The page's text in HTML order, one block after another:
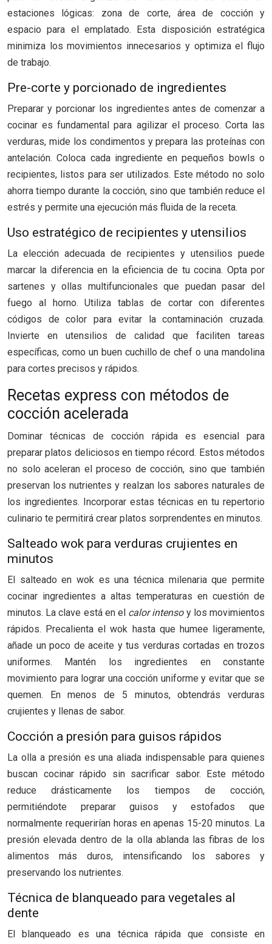
estaciones lógicas: zona de corte, área de cocción y
espacio para el emplatado. Esta disposición estratégica
minimiza los movimientos innecesarios y optimiza el flujo
de trabajo.
Pre-corte y porcionado de ingredientes
Preparar y porcionar los ingredientes antes de comenzar a
cocinar es fundamental para agilizar el proceso. Corta las
verduras, mide los condimentos y prepara las proteínas con
antelación. Coloca cada ingrediente en pequeños bowls o
recipientes, listos para ser utilizados. Este método no solo
ahorra tiempo durante la cocción, sino que también reduce el
estrés y permite una ejecución más fluida de la receta.
Uso estratégico de recipientes y utensilios
La elección adecuada de recipientes y utensilios puede
marcar la diferencia en la eficiencia de tu cocina. Opta por
sartenes y ollas multifuncionales que puedan pasar del
fuego al horno. Utiliza tablas de cortar con diferentes
códigos de color para evitar la contaminación cruzada.
Invierte en utensilios de calidad que faciliten tareas
específicas, como un buen cuchillo de chef o una mandolina
para cortes precisos y rápidos.
Recetas express con métodos de
cocción acelerada
Dominar técnicas de cocción rápida es esencial para
preparar platos deliciosos en tiempo récord. Estos métodos
no solo aceleran el proceso de cocción, sino que también
preservan los nutrientes y realzan los sabores naturales de
los ingredientes. Incorporar estas técnicas en tu repertorio
culinario te permitirá crear platos sorprendentes en minutos.
Salteado wok para verduras crujientes en
minutos
El salteado en wok es una técnica milenaria que permite
cocinar ingredientes a altas temperaturas en cuestión de
minutos. La clave está en el calor intenso y los movimientos
rápidos. Precalienta el wok hasta que humee ligeramente,
añade un poco de aceite y tus verduras cortadas en trozos
uniformes. Mantén los ingredientes en constante
movimiento para lograr una cocción uniforme y evitar que se
quemen. En menos de 5 minutos, obtendrás verduras
crujientes y llenas de sabor.
Cocción a presión para guisos rápidos
La olla a presión es una aliada indispensable para quienes
buscan cocinar rápido sin sacrificar sabor. Este método
reduce drásticamente los tiempos de cocción,
permitiéndote preparar guisos y estofados que
normalmente requerirían horas en apenas 15-20 minutos. La
presión elevada dentro de la olla ablanda las fibras de los
alimentos más duros, intensificando los sabores y
preservando los nutrientes.
Técnica de blanqueado para vegetales al
dente
El blanqueado es una técnica rápida que consiste en